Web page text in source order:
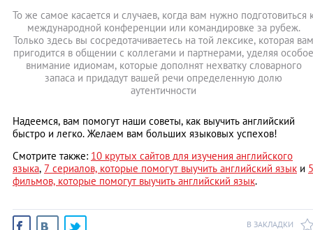
То же самое касается и случаев, когда вам нужно подготовиться
международной конференции или командировке за рубеж.
Только здесь вы сосредотачиваетесь на той лексике, которая вам
пригодится в общении с коллегами и партнерами, уделяя особое
внимание идиомам, которые дополнят нехватку словарного
запаса и придадут вашей речи определенную долю
аутентичности
Надеемся, вам помогут наши советы, как выучить английский
быстро и легко. Желаем вам больших языковых успехов!
Смотрите также: 10 крутых сайтов для изучения английского
языка, 7 сериалов, которые помогут выучить английский язык и 5
фильмов, которые помогут выучить английский язык.
В ЗАКЛАДКИ